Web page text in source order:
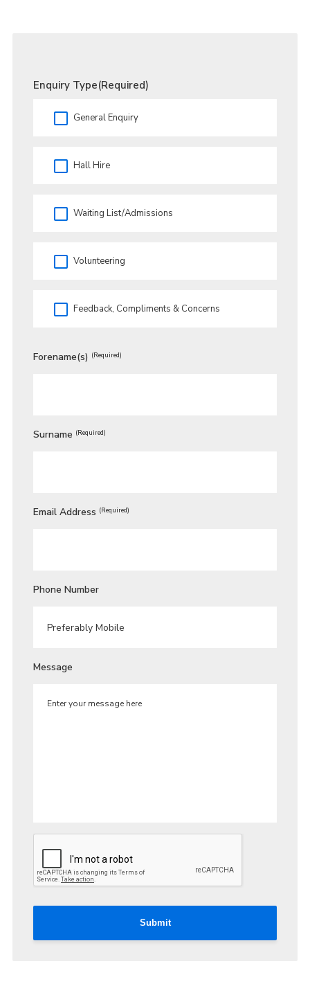
Enquiry Type(Required)
General Enquiry
Hall Hire
Waiting List/Admissions
Volunteering
Feedback, Compliments & Concerns
Forename(s) (Required)
Surname (Required)
Email Address (Required)
Phone Number
Message
Submit